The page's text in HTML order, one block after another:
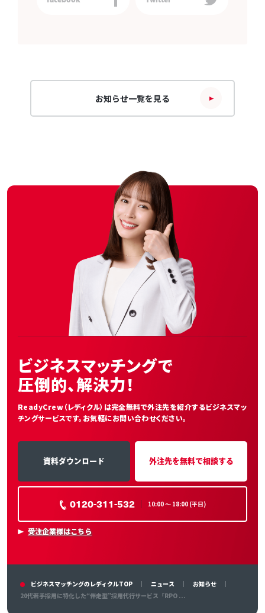
お知らせ一覧を見る
ビジネスマッチングで
圧倒的、解決力！
ReadyCrew（レディクル）は完全無料で外注先を紹介するビジネスマッ
チングサービスです。お気軽にお問い合わせください。
資料ダウンロード 外注先を無料で相談する
0120-311-532 10:00 〜 18:00 (平日)
受注企業様はこちら
ビジネスマッチングのレディクルTOP ニュース
お知らせ
20代若手採用に特化した“伴走型”採用代行サービス「RPO ...